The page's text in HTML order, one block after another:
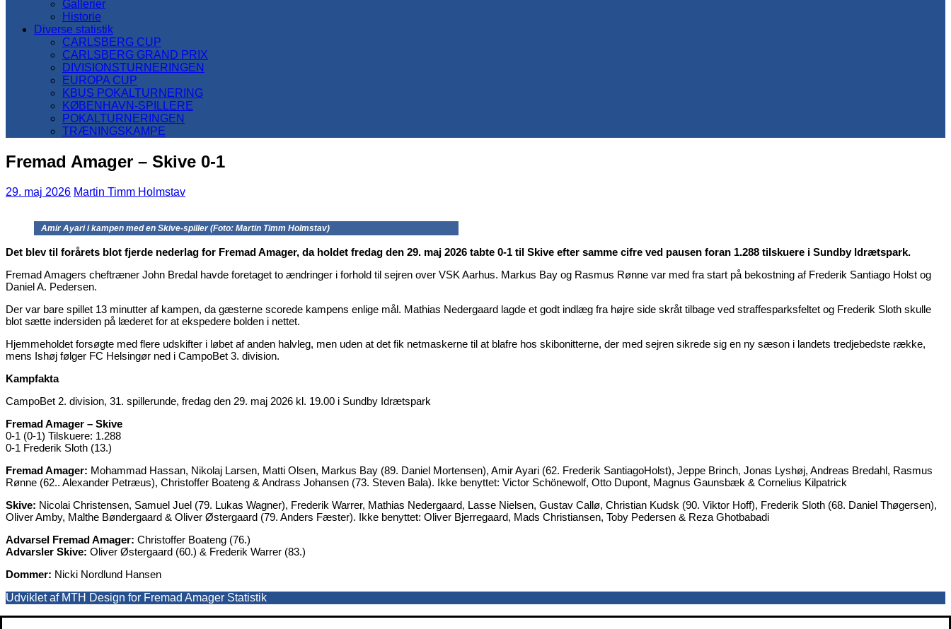
Gallerier
Historie
Diverse statistik
CARLSBERG CUP
CARLSBERG GRAND PRIX
DIVISIONSTURNERINGEN
EUROPA CUP
KBUS POKALTURNERING
KØBENHAVN-SPILLERE
POKALTURNERINGEN
TRÆNINGSKAMPE
Fremad Amager – Skive 0-1
29. maj 2026 Martin Timm Holmstav
Amir Ayari i kampen med en Skive-spiller (Foto: Martin Timm Holmstav)
Det blev til forårets blot fjerde nederlag for Fremad Amager, da holdet fredag den 29. maj 2026 tabte 0-1 til Skive efter samme cifre ved pausen foran 1.288 tilskuere i Sundby Idrætspark.
Fremad Amagers cheftræner John Bredal havde foretaget to ændringer i forhold til sejren over VSK Aarhus. Markus Bay og Rasmus Rønne var med fra start på bekostning af Frederik Santiago Holst og
Daniel A. Pedersen.
Der var bare spillet 13 minutter af kampen, da gæsterne scorede kampens enlige mål. Mathias Nedergaard lagde et godt indlæg fra højre side skråt tilbage ved straffesparksfeltet og Frederik Sloth skulle
blot sætte indersiden på læderet for at ekspedere bolden i nettet.
Hjemmeholdet forsøgte med flere udskifter i løbet af anden halvleg, men uden at det fik netmaskerne til at blafre hos skibonitterne, der med sejren sikrede sig en ny sæson i landets tredjebedste række,
mens Ishøj følger FC Helsingør ned i CampoBet 3. division.
Kampfakta
CampoBet 2. division, 31. spillerunde, fredag den 29. maj 2026 kl. 19.00 i Sundby Idrætspark
Fremad Amager – Skive
0-1 (0-1) Tilskuere: 1.288
0-1 Frederik Sloth (13.)
Fremad Amager: Mohammad Hassan, Nikolaj Larsen, Matti Olsen, Markus Bay (89. Daniel Mortensen), Amir Ayari (62. Frederik SantiagoHolst), Jeppe Brinch, Jonas Lyshøj, Andreas Bredahl, Rasmus
Rønne (62.. Alexander Petræus), Christoffer Boateng & Andrass Johansen (73. Steven Bala). Ikke benyttet: Victor Schönewolf, Otto Dupont, Magnus Gaunsbæk & Cornelius Kilpatrick
Skive: Nicolai Christensen, Samuel Juel (79. Lukas Wagner), Frederik Warrer, Mathias Nedergaard, Lasse Nielsen, Gustav Callø, Christian Kudsk (90. Viktor Hoff), Frederik Sloth (68. Daniel Thøgersen),
Oliver Amby, Malthe Bøndergaard & Oliver Østergaard (79. Anders Fæster). Ikke benyttet: Oliver Bjerregaard, Mads Christiansen, Toby Pedersen & Reza Ghotbabadi
Advarsel Fremad Amager: Christoffer Boateng (76.)
Advarsler Skive: Oliver Østergaard (60.) & Frederik Warrer (83.)
Dommer: Nicki Nordlund Hansen
Udviklet af MTH Design for Fremad Amager Statistik